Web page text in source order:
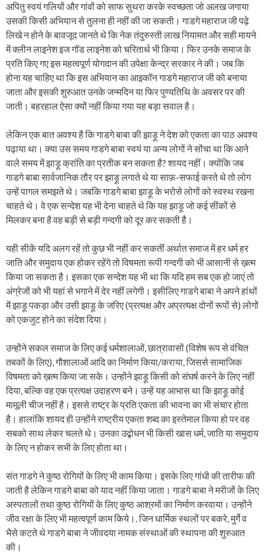
अपितु स्वयं गलियों और गांवों को साफ सुथरा करके स्वच्छता जो अलख जगाया
उसकी किसी अभियान से तुलना ही नहीं की जा सकती। गाडगे महाराज जी पढ़े
लिखे न होने के बावजूद जानते थे कि नेक तंदुरुस्ती लाख नियामत और सही मायने
में क्लीन लाइनेश इज गॉड लाइनेश को चरितार्थ भी किया। फिर उनके समाज के
प्रति किए गए इस महत्वपूर्ण योगदान की उपेक्षा केन्द्र सरकार ने की। जब कि
होना यह चाहिए था कि इस अभियान का आइकॉन गाडगे महाराज जी को बनाया
जाता और इसकी शुरुआत उनके जन्मदिन या फिर पुण्यतिथि के अवसर पर की
जाती। बहरहाल ऐसा क्यों नहीं किया गया यह बड़ा सवाल है।
लेकिन एक बात अवश्य है कि गाडगे बाबा की झाड़ू ने देश को एकता का पाठ अवश्य
पढ़ाया था। क्या उस समय गाडगे बाबा स्वयं या अन्य लोगों ने सोंचा था कि आने
वाले समय में झाड़ू क्रांति का प्रतीक बन सकता है? शायद नहीं। क्योंकि जब
गाडगे बाबा सार्वजानिक तौर पर झाड़ू लगाते थे या साफ़-सफाई करते थे तो लोग
उन्हें पागल समझते थे। जबकि गाडगे बाबा झाड़ू के भरोसे लोगों को स्वस्थ रखना
चाहते थे। वे एक सन्देश यह भी देना चाहते थे कि यह झाड़ू जो कई सींकों से
मिलकर बना है वह बड़ी से बड़ी गन्दगी को दूर कर सकती है।
यही सीकें यदि अलग रहें तो कुछ भी नहीं कर सकतीं अर्थात समाज में हर धर्म हर
जाति और समुदाय एक होकर रहेंगे तो विषमता रूपी गन्दगी को भी आसानी से ख़त्म
किया जा सकता है। इसका एक सन्देश यह भी था कि यदि हम सब एक हो जाएं तो
अंग्रेजों को भी यहां से भगाने में देर नहीं लगेगी। इसीलिए गाडगे बाबा ने अपने हांथों
में झाड़ू पकड़ा और उसी झाड़ू के जरिए (प्रत्यक्ष और अप्रत्यक्ष दोनों रूपों से) लोगों
को एकजुट होने का संदेश दिया।
उन्होंने सकल समाज के लिए कई धर्मशालाओं, छात्रावासों (विशेष रूप से वंचित
तबकों के लिए), गौशालाओं आदि का निर्माण किया/कराया, जिससे सामाजिक
विषमता को ख़त्म किया जा सके। उन्होंने झाड़ू किसी को संघर्ष करने के लिए नहीं
दिया, बल्कि वह एक प्रत्यक्ष उदाहरण बने। उन्हें यह आभास था कि झाड़ू कोई
मामूली चीज नहीं है। इससे राष्ट्र के प्रति एकता की भावना का भी संचार होता
है। हालांकि शायद ही उन्होंने राष्ट्रीय एकता शब्द का इस्तेमाल किया हो पर वह
सबको साथ लेकर चलते थे। उनका उद्बोधन भी किसी खास धर्म, जाति या समुदाय
के लिए न होकर सभी के लिए होता था।
संत गाडगे ने कुष्ठ रोगियों के लिए भी काम किया। इसके लिए गांधी की तारीफ की
जाती है लेकिन गाडगे बाबा को याद नहीं किया जाता। गाडगे बाबा ने मरीजों के लिए
अस्पतालों तथा कुष्ठ रोगियों के लिए कुष्ठ आश्रमों का निर्माण करवाया। उन्होंने
जीव रक्षा के लिए भी महत्वपूर्ण काम किये।. जिन धार्मिक स्थलों पर बकरे, मुर्गे व
भैसे कटते थे गाडगे बाबा ने जीवदया नामक संस्थाओं की स्थापना की शुरुआत
की।